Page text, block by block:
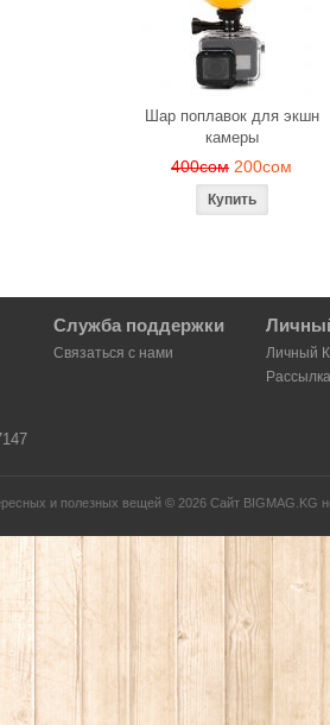
Шар поплавок для экшн
камеры
400сом 200сом
Служба поддержки
Связаться с нами
Личный
Рассылка
и полезных вещей © 2026 Сайт BIGMAG.KG
автора - запрещено, и будет преследоваться по